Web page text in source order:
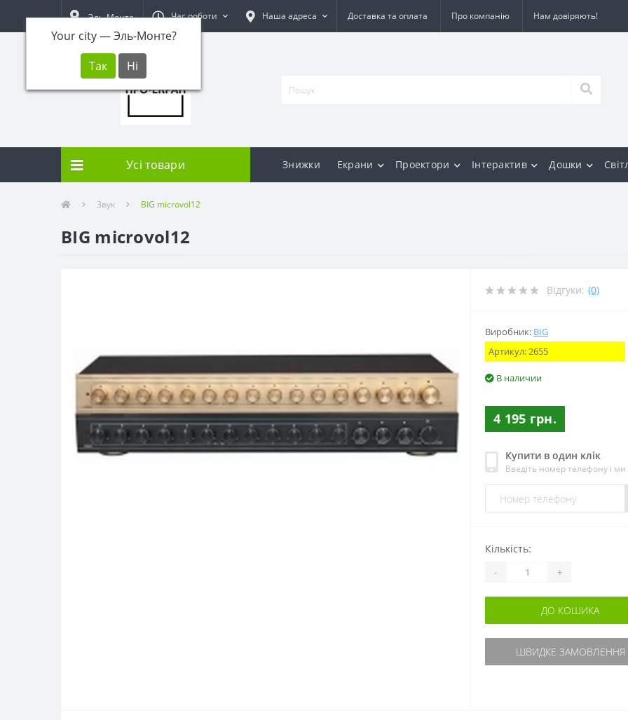
Эль-Монте
Your city —Эль-Монте?
Час роботи Наша адреса Доставка та оплата Про компанію Нам довіряють!
Усі товари Знижки Екрани Проектори Інтерактив Дошки
Звук BIG microvol12
BIG microvol12
Відгуки: (0)
Виробник: BIG
Артикул:2655
В наличии
4 195 грн.
Купити в один клік
Введіть номер телефону і
Кількість:
- +
ДО КОШИКА
ШВИДКЕ ЗАМОВЛЕННЯ